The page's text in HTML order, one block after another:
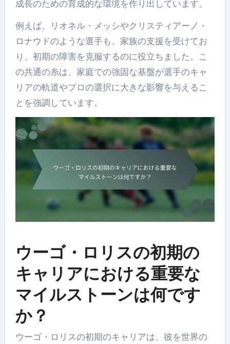
成長のための育成的な環境を作り出しています。
例えば、リオネル・メッシやクリスティアーノ・
ロナウドのような選手も、家族の支援を受けてお
り、初期の障害を克服するのに役立ちました。こ
の共通の糸は、家庭での強固な基盤が選手のキャ
リアの軌道やプロの選択に大きな影響を与えるこ
とを強調しています。
ウーゴ・ロリスの初期の
キャリアにおける重要な
マイルストーンは何です
か？
ウーゴ・ロリスの初期のキャリアは、彼を世界の